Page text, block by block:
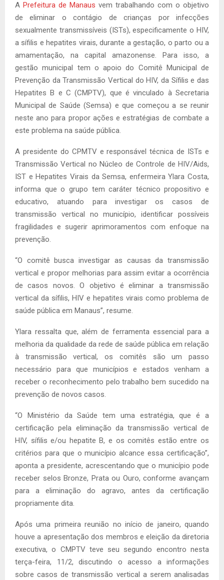
A Prefeitura de Manaus vem trabalhando com o objetivo
de eliminar o contágio de crianças por infecções
sexualmente transmissíveis (ISTs), especificamente o HIV,
a sífilis e hepatites virais, durante a gestação, o parto ou a
amamentação, na capital amazonense. Para isso, a
gestão municipal tem o apoio do Comitê Municipal de
Prevenção da Transmissão Vertical do HIV, da Sífilis e das
Hepatites B e C (CMPTV), que é vinculado à Secretaria
Municipal de Saúde (Semsa) e que começou a se reunir
neste ano para propor ações e estratégias de combate a
este problema na saúde pública.
A presidente do CPMTV e responsável técnica de ISTs e
Transmissão Vertical no Núcleo de Controle de HIV/Aids,
IST e Hepatites Virais da Semsa, enfermeira Ylara Costa,
informa que o grupo tem caráter técnico propositivo e
educativo, atuando para investigar os casos de
transmissão vertical no município, identificar possíveis
fragilidades e sugerir aprimoramentos com enfoque na
prevenção.
“O comitê busca investigar as causas da transmissão
vertical e propor melhorias para assim evitar a ocorrência
de casos novos. O objetivo é eliminar a transmissão
vertical da sífilis, HIV e hepatites virais como problema de
saúde pública em Manaus”, resume.
Ylara ressalta que, além de ferramenta essencial para a
melhoria da qualidade da rede de saúde pública em relação
à transmissão vertical, os comitês são um passo
necessário para que municípios e estados venham a
receber o reconhecimento pelo trabalho bem sucedido na
prevenção de novos casos.
“O Ministério da Saúde tem uma estratégia, que é a
certificação pela eliminação da transmissão vertical de
HIV, sífilis e/ou hepatite B, e os comitês estão entre os
critérios para que o município alcance essa certificação”,
aponta a presidente, acrescentando que o município pode
receber selos Bronze, Prata ou Ouro, conforme avançam
para a eliminação do agravo, antes da certificação
propriamente dita.
Após uma primeira reunião no início de janeiro, quando
houve a apresentação dos membros e eleição da diretoria
executiva, o CMPTV teve seu segundo encontro nesta
terça-feira, 11/2, discutindo o acesso a informações
sobre casos de transmissão vertical a serem analisadas